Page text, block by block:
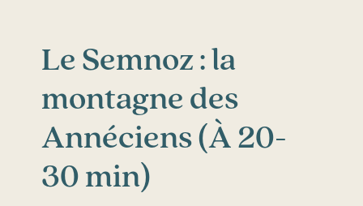
Le Semnoz : la
montagne des
Annéciens (À 20-
30 min)